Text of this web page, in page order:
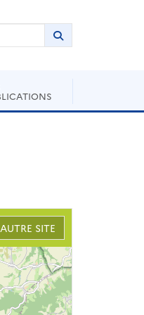
Rechercher
Lancer la
SITE